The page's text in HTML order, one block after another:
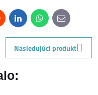
LinkedInWhatsApp
E-
mail
Nasledujúci produkt